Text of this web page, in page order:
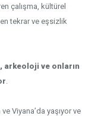
çalışma, kültürel
tekrar ve eşsizlik
arkeoloji ve onların
.
Viyana’da yaşıyor ve